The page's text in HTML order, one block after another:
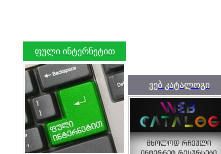
ფული ინტერნეტით
ვებ კატალოგი